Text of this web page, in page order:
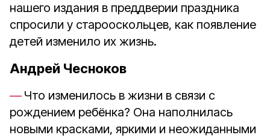
нашего издания в преддверии праздника
спросили у старооскольцев, как появление
детей изменило их жизнь.
Андрей Чесноков
Что изменилось в жизни в связи с
рождением ребёнка? Она наполнилась
новыми красками, яркими и неожиданными